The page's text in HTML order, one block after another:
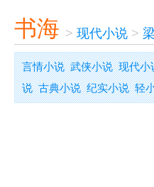
书海 > 现代小说 >
言情小说 武侠小说 现代小
说 古典小说 纪实小说 轻